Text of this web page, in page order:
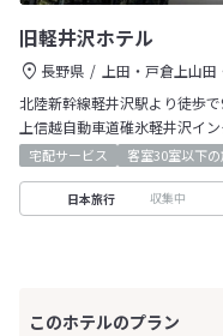
旧軽井沢ホテル
長野県 上田・戸倉上山田
北陸新幹線軽井沢駅より徒歩
上信越自動車道碓氷軽井沢イ
宅配サービス 客室30室以下
日本旅行 収集中